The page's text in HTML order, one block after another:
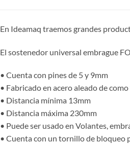
En Ideamaq traemos grandes
El sostenedor universal embrague
• Cuenta con pines de 5 y 9mm
• Fabricado en acero aleado de
• Distancia mínima 13mm
• Distancia máxima 230mm
• Puede ser usado en Volantes,
• Cuenta con un tornillo de bloqueo